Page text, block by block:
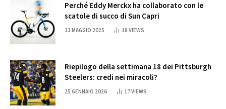
Perché Eddy Merckx ha collaborato con le
scatole di succo di Sun Capri
13 MAGGIO 2025 18 VIEWS
Riepilogo della settimana 18 dei Pittsburgh
Steelers: credi nei miracoli?
25 GENNAIO 2026 17VIEWS